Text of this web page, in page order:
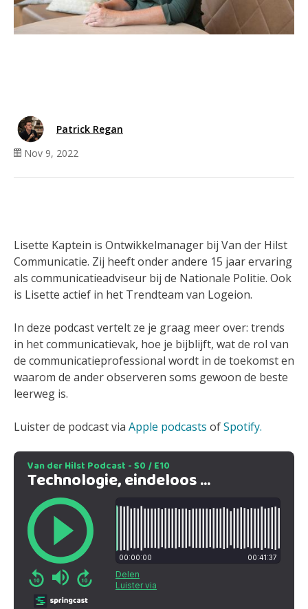
Patrick Regan
Nov 9, 2022
Lisette Kaptein is Ontwikkelmanager bij Van der Hilst
Communicatie. Zij heeft onder andere 15 jaar ervaring
als communicatieadviseur bij de Nationale Politie. Ook
is Lisette actief in het Trendteam van Logeion.
In deze podcast vertelt ze je graag meer over: trends
in het communicatievak, hoe je bijblijft, wat de rol van
de communicatieprofessional wordt in de toekomst en
waarom de ander observeren soms gewoon de beste
leerweg is.
Luister de podcast via Apple podcasts ofSpotify.